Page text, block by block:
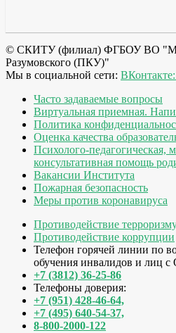
© СКИТУ (филиал) ФГБОУ ВО
Разумовского (ПКУ)"
Мы в социальной сети:
Часто задаваемые вопросы
Виртуальная приемная.
Политика
Оценка качества
Психолого-педагогическая,
консультативная помощь
Вакансии Института
Пожарная безопасность
Меры против коронавируса
Противодействие
Противодействие коррупции
Телефон горячей линии по
обучения инвалидов и лиц с
+7 (3812) 36-25-86
Телефоны доверия:
+7 (951) 428-46-64,
+7 (495) 640-54-37,
8-800-2000-122